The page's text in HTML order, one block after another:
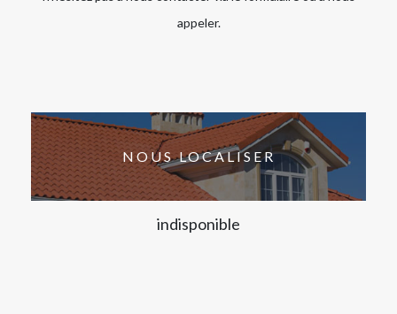
appeler.
NOUS LOCALISER
indisponible